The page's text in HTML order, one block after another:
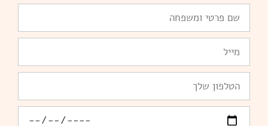
פרטי
ומשפחה